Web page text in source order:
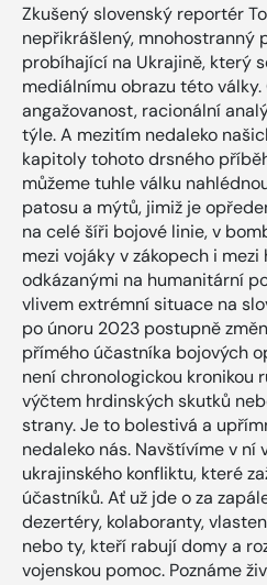
Zkušený slovenský reportér
nepřikrášlený, mnohostranný
probíhající na Ukrajině, který
mediálnímu obrazu této války.
angažovanost, racionální
týle. A mezitím nedaleko
kapitoly tohoto drsného
můžeme tuhle válku
patosu a mýtů, jimiž je
na celé šíři bojové linie, v
mezi vojáky v zákopech i
odkázanými na humanitární
vlivem extrémní situace na
po únoru 2023 postupně
přímého účastníka bojových
není chronologickou kronikou
výčtem hrdinských skutků
strany. Je to bolestivá a
nedaleko nás. Navštívíme v ní
ukrajinského konfliktu, které
účastníků. Ať už jde o za
dezertéry, kolaboranty,
nebo ty, kteří rabují domy a
vojenskou pomoc. Poznáme